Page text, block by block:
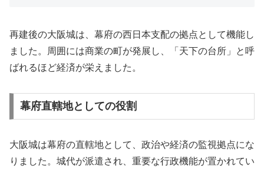
再建後の大阪城は、幕府の西日本支配の拠点として機能し
ました。周囲には商業の町が発展し、「天下の台所」と呼
ばれるほど経済が栄えました。
幕府直轄地としての役割
大阪城は幕府の直轄地として、政治や経済の監視拠点にな
りました。城代が派遣され、重要な行政機能が置かれてい